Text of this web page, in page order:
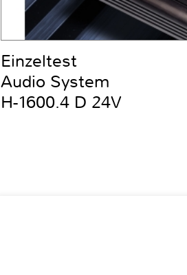
Einzeltest
Audio System
H-1600.4 D 24V